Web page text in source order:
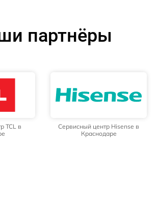
партнёры
TCL в
Сервисный центр Hisense в
Краснодаре